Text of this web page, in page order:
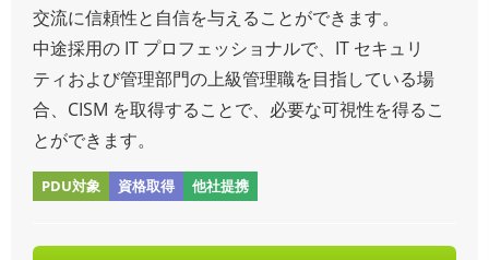
交流に信頼性と自信を与えることができます。
中途採用の IT プロフェッショナルで、IT セキュリ
ティおよび管理部門の上級管理職を目指している場
合、CISM を取得することで、必要な可視性を得るこ
とができます。
PDU対象 資格取得 他社提携